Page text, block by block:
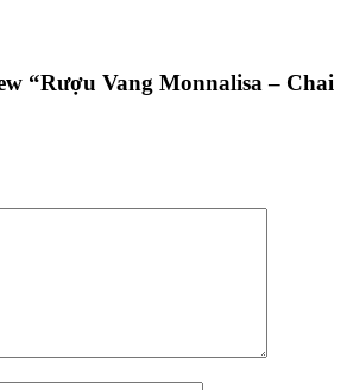
“Rượu Vang Monnalisa – Chai